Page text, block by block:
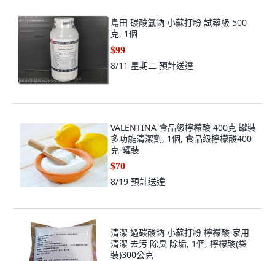
島田 碳酸氫鈉 小蘇打粉 試藥級 500
克, 1個
$99
8/11 星期二 預計送達
VALENTINA 食品級檸檬酸 400克 罐裝
多功能清潔劑, 1個, 食品級檸檬酸400
克-罐裝
$70
8/19 預計送達
清潔 過碳酸鈉 小蘇打粉 檸檬酸 家用
清潔 去污 除臭 除垢, 1個, 檸檬酸(袋
裝)300公克